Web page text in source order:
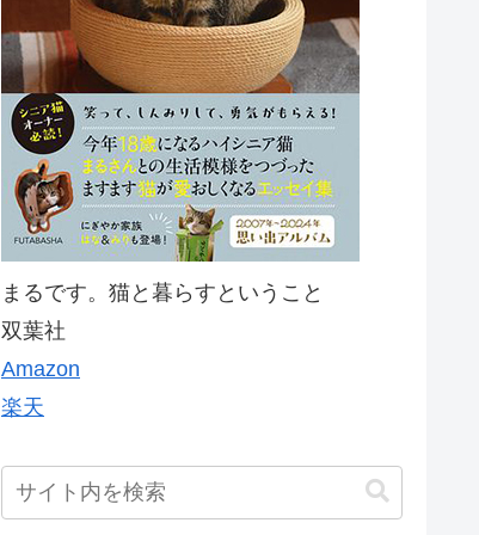
まるです。猫と暮らすということ
双葉社
Amazon
楽天